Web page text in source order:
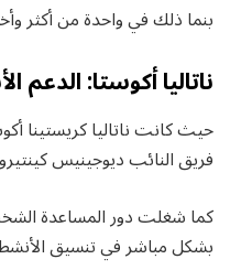
بنما ذلك في واحدة من أكثر
ناتاليا أكوستا:
حيث كانت ناتاليا كريستينا
فريق النائب ديوجينيس كينتيرو
كما شغلت دور المساعدة
بشكل مباشر في تنسيق